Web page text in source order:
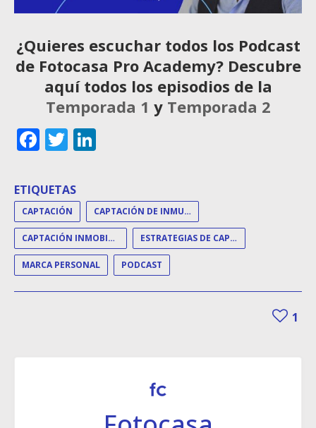
¿Quieres escuchar todos los Podcast
de Fotocasa Pro Academy? Descubre
aquí todos los episodios de la
Temporada 1 y Temporada 2
Facebook
Twitter
ETIQUETAS
CAPTACIÓN CAPTACIÓN DE INMUEBLES
CAPTACIÓN INMOBILIARIA ESTRATEGIAS DE CAPTACIÓN
MARCA PERSONAL PODCAST
1